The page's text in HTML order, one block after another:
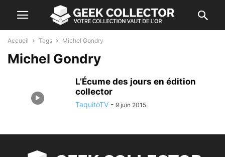
Accueil Tags Michel Gondry
Michel Gondry
L’Écume des jours en édition
collector
TaquitoTV - 9 juin 2015